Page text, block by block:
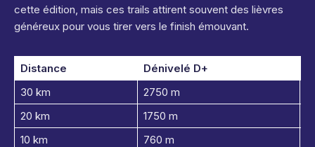
cette édition, mais ces trails attirent souvent des lièvres
généreux pour vous tirer vers le finish émouvant.
Distance Dénivelé D+
30 km
2750 m
20 km
1750 m
10 km
760 m